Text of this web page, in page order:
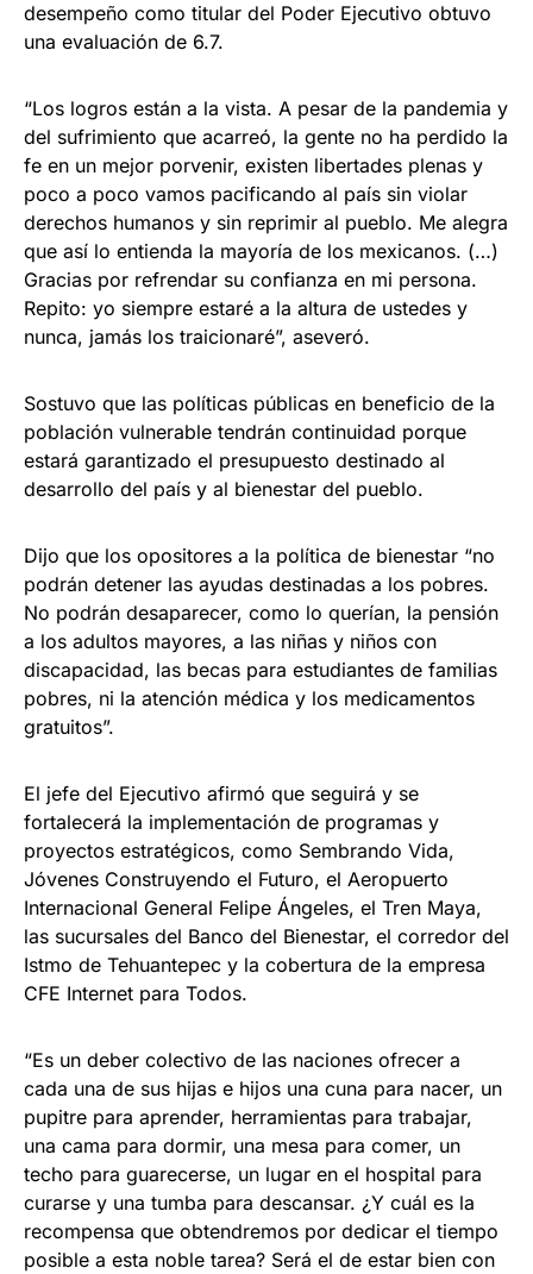
desempeño como titular del Poder Ejecutivo obtuvo
una evaluación de 6.7.
“Los logros están a la vista. A pesar de la pandemia y
del sufrimiento que acarreó, la gente no ha perdido la
fe en un mejor porvenir, existen libertades plenas y
poco a poco vamos pacificando al país sin violar
derechos humanos y sin reprimir al pueblo. Me alegra
que así lo entienda la mayoría de los mexicanos. (…)
Gracias por refrendar su confianza en mi persona.
Repito: yo siempre estaré a la altura de ustedes y
nunca, jamás los traicionaré”, aseveró.
Sostuvo que las políticas públicas en beneficio de la
población vulnerable tendrán continuidad porque
estará garantizado el presupuesto destinado al
desarrollo del país y al bienestar del pueblo.
Dijo que los opositores a la política de bienestar “no
podrán detener las ayudas destinadas a los pobres.
No podrán desaparecer, como lo querían, la pensión
a los adultos mayores, a las niñas y niños con
discapacidad, las becas para estudiantes de familias
pobres, ni la atención médica y los medicamentos
gratuitos”.
El jefe del Ejecutivo afirmó que seguirá y se
fortalecerá la implementación de programas y
proyectos estratégicos, como Sembrando Vida,
Jóvenes Construyendo el Futuro, el Aeropuerto
Internacional General Felipe Ángeles, el Tren Maya,
las sucursales del Banco del Bienestar, el corredor del
Istmo de Tehuantepec y la cobertura de la empresa
CFE Internet para Todos.
“Es un deber colectivo de las naciones ofrecer a
cada una de sus hijas e hijos una cuna para nacer, un
pupitre para aprender, herramientas para trabajar,
una cama para dormir, una mesa para comer, un
techo para guarecerse, un lugar en el hospital para
curarse y una tumba para descansar. ¿Y cuál es la
recompensa que obtendremos por dedicar el tiempo
posible a esta noble tarea? Será el de estar bien con